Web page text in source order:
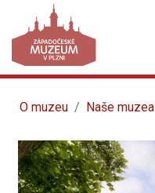
O muzeu Naše muzea